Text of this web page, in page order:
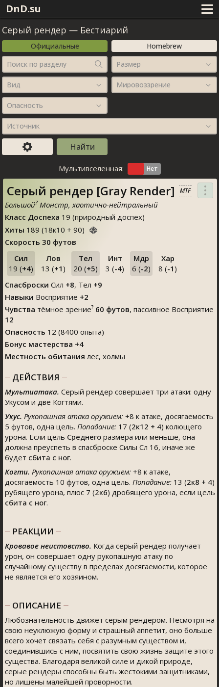
DnD.su
Серый рендер — Бестиарий
Официальные
Homebrew
Поиск по разделу
Размер
Вид Мировоззрение
Опасность
Источник
Мультивселенная:
Серый рендер [Gray Render] MTF
Большой?Монстр, хаотично-нейтральный
Класс Доспеха 19 (природный доспех)
Хиты 189 (18к10 + 90)
Скорость 30 футов
Сил
19 (+4)
Лов
13 (+1)
Тел
20 (+5)
Инт
3 (-4)
Мдр
6 (-2)
Хар
8 (-1 )
Спасброски Сил +8, Тел +9
Навыки Восприятие +2
Чувства тёмное зрение? 60 футов, пассивное Восприятие
12
Опасность 12 (8400 опыта)
Бонус мастерства +4
Местность обитания лес, холмы
ДЕЙСТВИЯ
Мультиатака. Серый рендер совершает три атаки: одну
Укусом и две Когтями.
Укус. Рукопашная атака оружием: +8 к атаке, досягаемость
5 футов, одна цель. Попадание: 17 (2к12 + 4) колющего
урона. Если цель Среднего размера или меньше, она
должна преуспеть в спасброске Силы Сл 16, иначе же
будет сбита с ног.
Когти. Рукопашная атака оружием: +8 к атаке,
досягаемость 10 футов, одна цель. Попадание: 13 (2к8 + 4)
рубящего урона, плюс 7 (2к6) дробящего урона, если цель
сбита с ног.
РЕАКЦИИ
Кровавое неистовство. Когда серый рендер получает
урон, он совершает одну рукопашную атаку по
случайному существу в пределах досягаемости, которое
не является его хозяином.
ОПИСАНИЕ
Любознательность движет серым рендером. Несмотря на
свою неуклюжую форму и страшный аппетит, оно больше
всего хочет связать себя с разумным существом и,
соединившись с ним, посвятить свою жизнь защите этого
существа. Благодаря великой силе и дикой природе,
серые рендеры способны быть жестокими защитниками,
но лишены малейшей проворности.